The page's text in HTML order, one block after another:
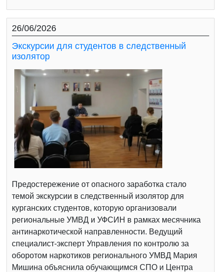
26/06/2026
Экскурсии для студентов в следственный
изолятор
Предостережение от опасного заработка стало
темой экскурсии в следственный изолятор для
курганских студентов, которую организовали
региональные УМВД и УФСИН в рамках месячника
антинаркотической направленности. Ведущий
специалист-эксперт Управления по контролю за
оборотом наркотиков регионального УМВД Мария
Мишина объяснила обучающимся СПО и Центра